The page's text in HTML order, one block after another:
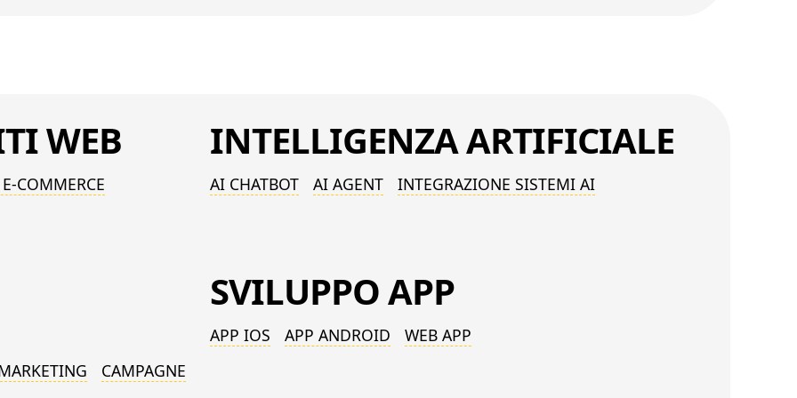
WEB
COMMERCE
INTELLIGENZAARTIFICIALE
AI CHATBOT AI AGENT INTEGRAZIONE SISTEMI AI
CAMPAGNE
SVILUPPOAPP
APP IOS APP ANDROID WEB APP